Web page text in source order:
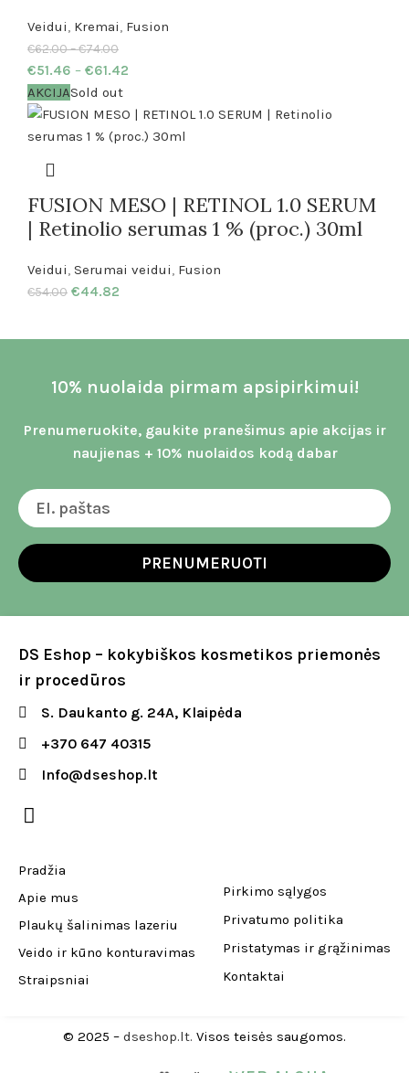
Veidui, Kremai, Fusion
€62.00 – €74.00
€51.46 – €61.42
AKCIJASold out
FUSION MESO | RETINOL 1.0 SERUM
| Retinolio serumas 1 % (proc.) 30ml
Veidui, Serumai veidui, Fusion
€54.00 €44.82
10% nuolaida pirmam apsipirkimui!
Prenumeruokite, gaukite pranešimus apie akcijas ir
naujienas + 10% nuolaidos kodą dabar
PRENUMERUOTI
DS Eshop – kokybiškos kosmetikos priemonės
ir procedūros
S. Daukanto g. 24A, Klaipėda
+370 647 40315
Info@dseshop.lt
Pradžia
Apie mus
Plaukų šalinimas lazeriu
Veido ir kūno konturavimas
Straipsniai
Pirkimo sąlygos
Privatumo politika
Pristatymas ir grąžinimas
Kontaktai
© 2025 – dseshop.lt. Visos teisės saugomos.